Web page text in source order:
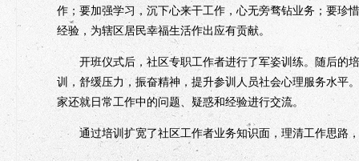
作；要加强学习，沉下心来干工作，心无旁骛钻业务；要珍
经验，为辖区居民幸福生活作出应有贡献。
开班仪式后，社区专职工作者进行了军姿训练。随后的培
训，舒缓压力，振奋精神，提升参训人员社会心理服务水平
家还就日常工作中的问题、疑惑和经验进行交流。
通过培训扩宽了社区工作者业务知识面，理清工作思路